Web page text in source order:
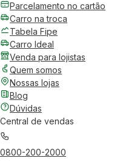
Parcelamento no cartão
Carro na troca
Tabela Fipe
Carro Ideal
Venda para lojistas
Quem somos
Nossas lojas
Blog
Dúvidas
Central de vendas
0800-200-2000